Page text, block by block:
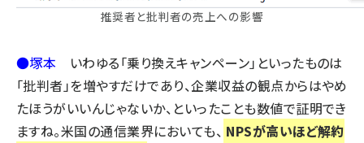
推奨者と批判者の売上への影響
●塚本 いわゆる「乗り換えキャンペーン」といったものは
「批判者」を増やすだけであり、企業収益の観点からはやめ
たほうがいいんじゃないか、といったことも数値で証明でき
ますね。米国の通信業界においても、 NPSが高いほど解約